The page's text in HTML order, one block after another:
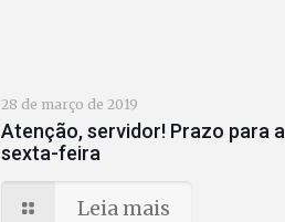
28 de março de 2019
Atenção, servidor! Prazo para
sexta-feira
Leia mais